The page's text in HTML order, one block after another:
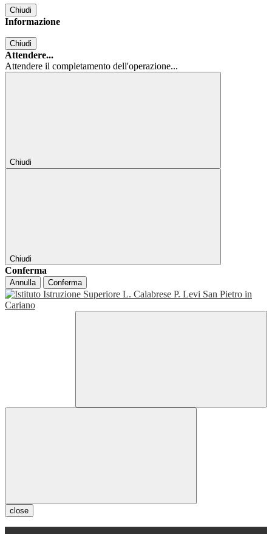
Chiudi
Informazione
Chiudi
Attendere...
Attendere il completamento dell'operazione...
Chiudi
Chiudi
Conferma
Annulla Conferma
close